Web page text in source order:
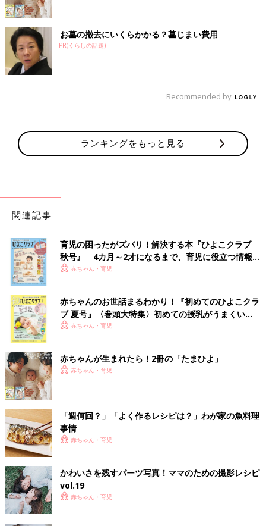
お墓の撤去にいくらかかる？墓じまい費用
PR(くらしの話題)
Recommended by
ランキングをもっと見る
関連記事
育児の困ったがズバリ！解決する本『ひよこクラブ
秋号』 4カ月～2才になるまで、育児に役立つ情報が
いっぱい！
赤ちゃん・育児
赤ちゃんのお世話まるわかり！『初めてのひよこクラ
ブ 夏号』〈巻頭大特集〉初めての授乳がうまくい
く！ おっぱい・ミルクの基本と夏のトラブル 解決テ
赤ちゃん・育児
赤ちゃんが生まれたら！2冊の「たまひよ」
赤ちゃん・育児
「週何回？」「よく作るレシピは？」わが家の魚料理
事情
赤ちゃん・育児
かわいさを残すパーツ写真！ママのための撮影レシピ
vol.19
赤ちゃん・育児